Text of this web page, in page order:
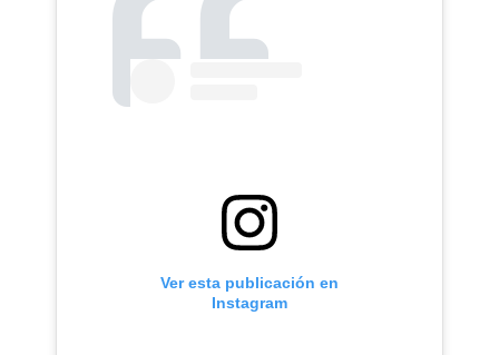
Ver esta publicación en
Instagram